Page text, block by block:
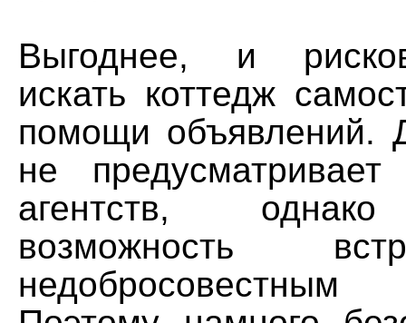
Выгоднее, и
искать коттедж
помощи объявлений.
не
агентств, однако
возможность